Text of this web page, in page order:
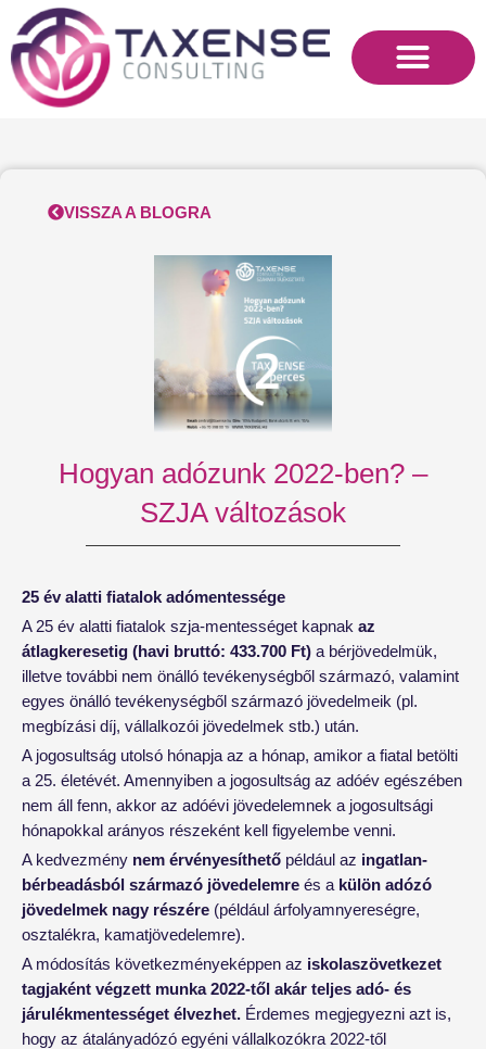
content
VISSZA A BLOGRA
Hogyan adózunk 2022-ben? –
SZJA változások
25 év alatti fiatalok adómentessége
A 25 év alatti fiatalok szja-mentességet kapnak az
átlagkeresetig (havi bruttó: 433.700 Ft) a bérjövedelmük,
illetve további nem önálló tevékenységből származó, valamint
egyes önálló tevékenységből származó jövedelmeik (pl.
megbízási díj, vállalkozói jövedelmek stb.) után.
A jogosultság utolsó hónapja az a hónap, amikor a fiatal betölti
a 25. életévét. Amennyiben a jogosultság az adóév egészében
nem áll fenn, akkor az adóévi jövedelemnek a jogosultsági
hónapokkal arányos részeként kell figyelembe venni.
A kedvezmény nem érvényesíthető például az ingatlan-
bérbeadásból származó jövedelemre és a külön adózó
jövedelmek nagy részére (például árfolyamnyereségre,
osztalékra, kamatjövedelemre).
A módosítás következményeképpen az iskolaszövetkezet
tagjaként végzett munka 2022-től akár teljes adó- és
járulékmentességet élvezhet. Érdemes megjegyezni azt is,
hogy az átalányadózó egyéni vállalkozókra 2022-től